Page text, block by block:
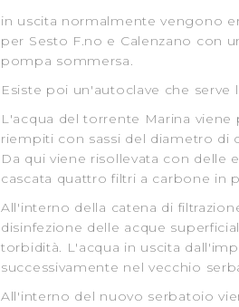
dunque la continuazione
tecnici indispensabili per
in uscita normalmente vengono
per Sesto F.no e Calenzano con
pompa sommersa.
Esiste poi un'autoclave che serve
L'acqua del torrente Marina
riempiti con sassi del diametro di
Da qui viene risollevata con
cascata quattro filtri a carbone in
All'interno della catena di
disinfezione delle acque
torbidità. L'acqua in uscita
successivamente nel vecchio
All'interno del nuovo serbatoio